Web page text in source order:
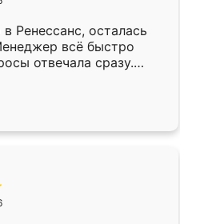
только здесь.
Ренессанс, осталась
всё быстро
отвечала сразу.
субботу, подошёл к
Собрали
аккуратно, даже